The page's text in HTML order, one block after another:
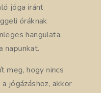
jóga iránt
óráknak
hangulata,
napunkat.
meg, hogy nincs
jógázáshoz, akkor